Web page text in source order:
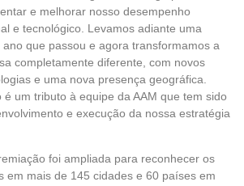
e melhorar nosso desempenho
e tecnológico. Levamos adiante uma
que passou e agora transformamos a
completamente diferente, com novos
e uma nova presença geográfica.
é um tributo à equipe da AAM que tem sido
e execução da nossa estratégia
foi ampliada para reconhecer os
em mais de 145 cidades e 60 países em